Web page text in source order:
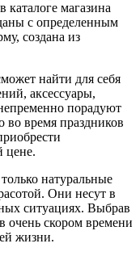
магазина
с определенным
создана из
найти для себя
аксессуары,
порадуют
во время праздников
цене.
натуральные
Они несут в
ситуациях. Выбрав
очень скором времени
жизни.